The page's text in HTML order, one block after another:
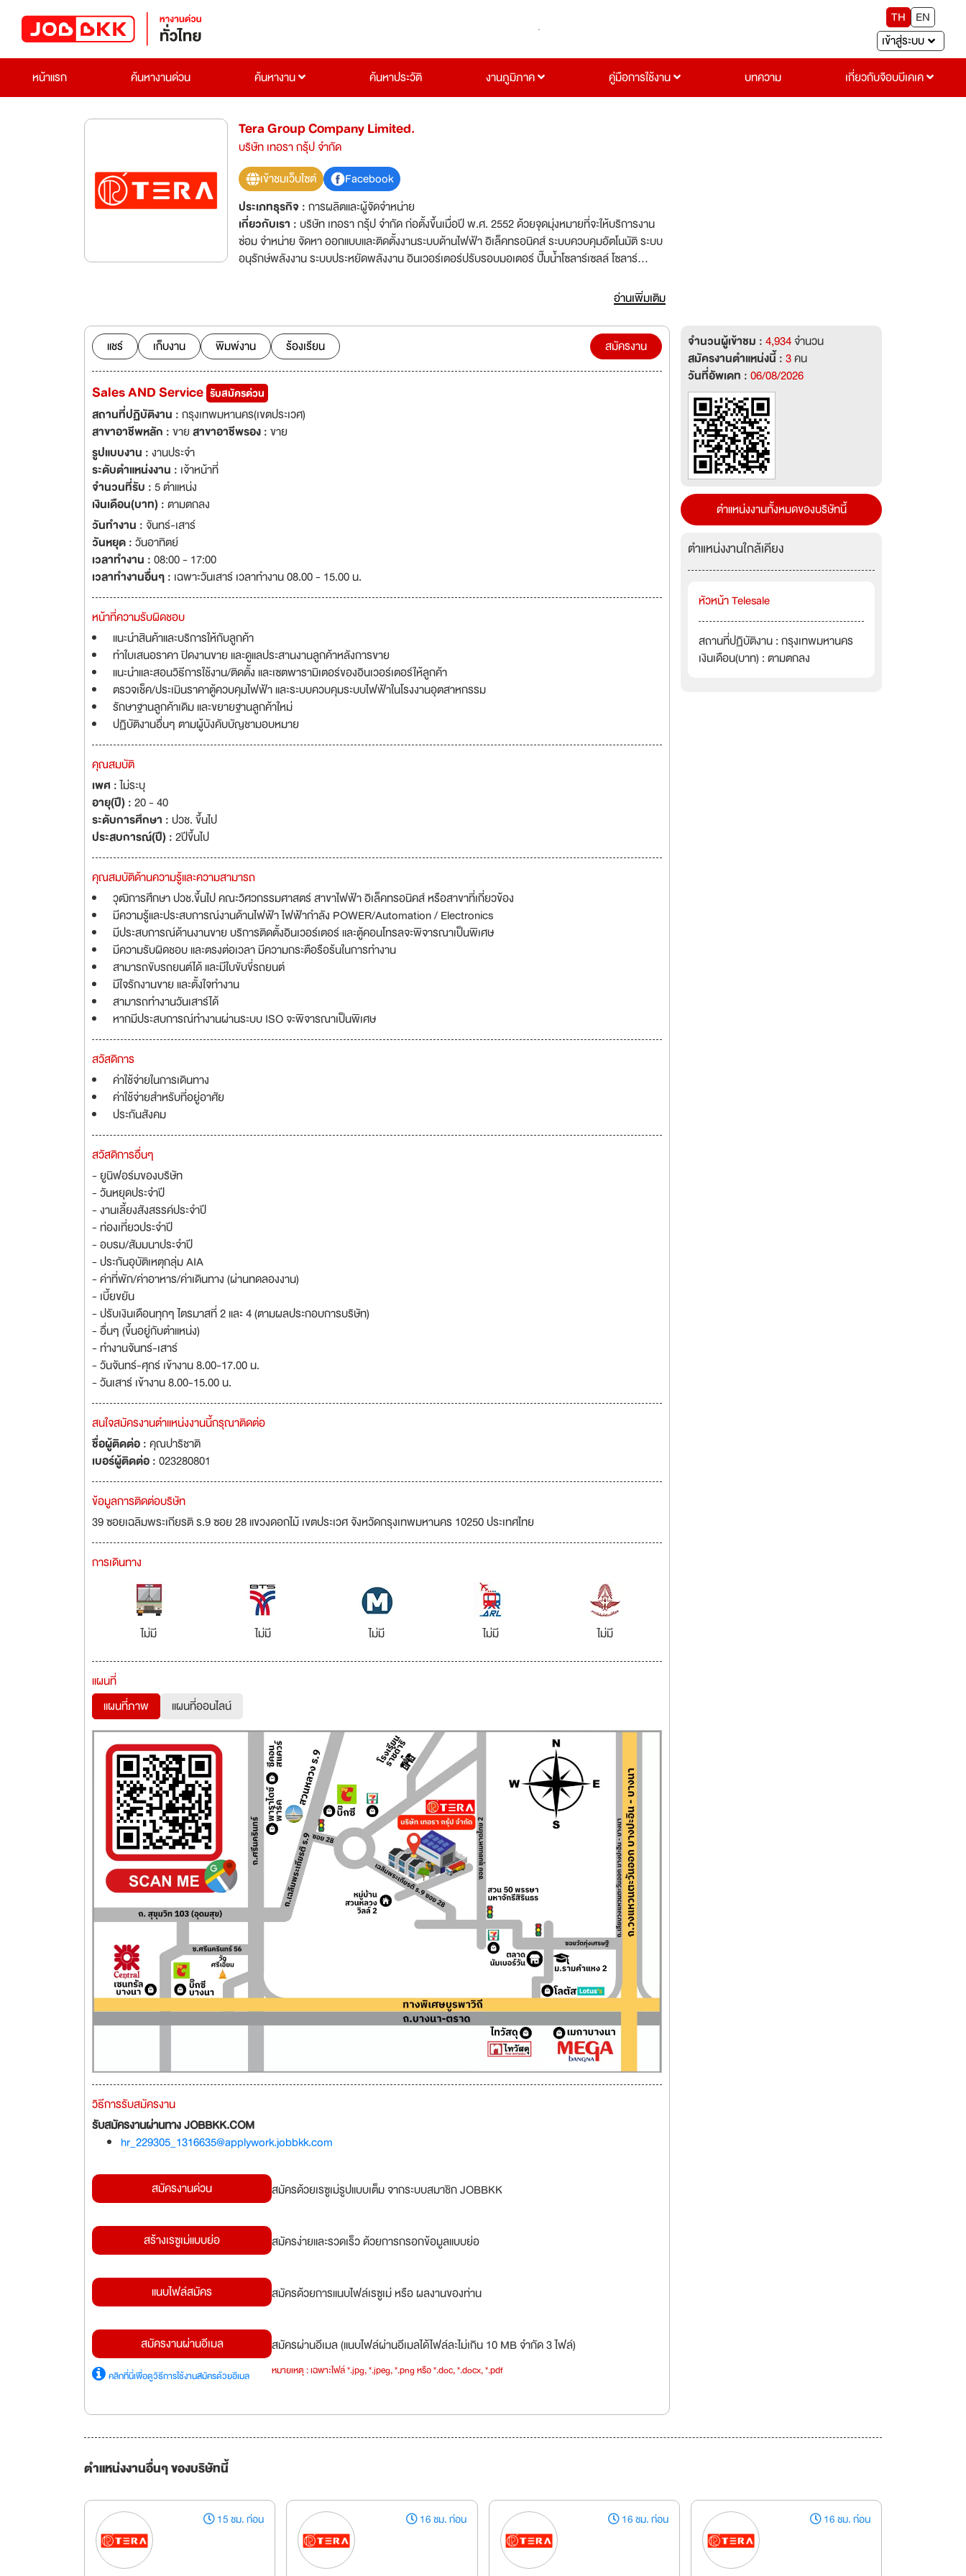
TH
EN
เข้าสู่ระบบ
หน้าแรก
ค้นหางานด่วน ค้นหางาน ค้นหาประวัติ งานภูมิภาค คู่มือการใช้งาน บทความ เกี่ยวกับจ๊อบบีเคเค
Tera Group Company Limited.
บริษัท เทอรา กรุ้ป จำกัด
เข้าชมเว็บไซต์
Facebook
ประเภทธุรกิจ :การผลิตและผู้จัดจำหน่าย
เกี่ยวกับเรา :บริษัท เทอรา กรุ้ป จำกัด ก่อตั้งขึ้นเมื่อปี พ.ศ. 2552 ด้วยจุดมุ่งหมายที่จะให้บริการงาน
ซ่อม จำหน่าย จัดหา ออกแบบและติดตั้งงานระบบด้านไฟฟ้า อิเล็คทรอนิคส์ ระบบควบคุมอัตโนมัติ ระบบ
อนุรักษ์พลังงาน ระบบประหยัดพลังงาน อินเวอร์เตอร์ปรับรอบมอเตอร์ ปั๊มน้ำโซลาร์เซลล์ โซลาร์
มีคุณภาพระดับโลก ให้สามารถแข่งขันได้ทั้งในตลาดภายในประเทศและต่างประเทศ ด้วยคุณภาพและ
อ่านเพิ่มเติม
แชร์ เก็บงาน พิมพ์งาน ร้องเรียน สมัครงาน
Sales AND Service รับสมัครด่วน
สถานที่ปฏิบัติงาน :กรุงเทพมหานคร(เขตประเวศ)
สาขาอาชีพหลัก :ขายสาขาอาชีพรอง :ขาย
รูปแบบงาน :งานประจำ
ระดับตำแหน่งงาน : เจ้าหน้าที่
จำนวนที่รับ :5 ตำแหน่ง
เงินเดือน(บาท) :ตามตกลง
วันทำงาน : จันทร์-เสาร์
วันหยุด :วันอาทิตย์
เวลาทำงาน :08:00 - 17:00
เวลาทำงานอื่นๆ : เฉพาะวันเสาร์ เวลาทำงาน 08.00 - 15.00 น.
หน้าที่ความรับผิดชอบ
แนะนำสินค้าและบริการให้กับลูกค้า
ทำใบเสนอราคา ปิดงานขาย และดูแลประสานงานลูกค้าหลังการขาย
แนะนำและสอนวิธีการใช้งาน/ติดตั้ง และเซตพารามิเตอร์ของอินเวอร์เตอร์ให้ลูกค้า
ตรวจเช็ค/ประเมินราคาตู้ควบคุมไฟฟ้า และระบบควบคุมระบบไฟฟ้าในโรงงานอุตสาหกรรม
รักษาฐานลูกค้าเดิม และขยายฐานลูกค้าใหม่
ปฏิบัติงานอื่นๆ ตามผู้บังคับบัญชามอบหมาย
คุณสมบัติ
เพศ :ไม่ระบุ
อายุ(ปี) :20 - 40
ระดับการศึกษา :ปวช. ขึ้นไป
ประสบการณ์(ปี) :2ปีขึ้นไป
คุณสมบัติด้านความรู้และความสามารถ
วุฒิการศึกษา ปวช.ขึ้นไป คณะวิศวกรรมศาสตร์ สาขาไฟฟ้า อิเล็คทรอนิคส์ หรือสาขาที่เกี่ยวข้อง
มีความรู้และประสบการณ์งานด้านไฟฟ้า ไฟฟ้ากำลัง POWER/Automation / Electronics
มีประสบการณ์ด้านงานขาย บริการติดตั้งอินเวอร์เตอร์ และตู้คอนโทรลจะพิจารณาเป็นพิเศษ
มีความรับผิดชอบ และตรงต่อเวลา มีความกระตือรือร้นในการทำงาน
สามารถขับรถยนต์ได้ และมีใบขับขี่รถยนต์
มีใจรักงานขาย และตั้งใจทำงาน
สามารถทำงานวันเสาร์ได้
หากมีประสบการณ์ทำงานผ่านระบบ ISO จะพิจารณาเป็นพิเศษ
สวัสดิการ
ค่าใช้จ่ายในการเดินทาง
ค่าใช้จ่ายสำหรับที่อยู่อาศัย
ประกันสังคม
สวัสดิการอื่นๆ
- ยูนิฟอร์มของบริษัท
- วันหยุดประจำปี
- งานเลี้ยงสังสรรค์ประจำปี
- ท่องเที่ยวประจำปี
- อบรม/สัมมนาประจำปี
- ประกันอุบัติเหตุกลุ่ม AIA
- ค่าที่พัก/ค่าอาหาร/ค่าเดินทาง (ผ่านทดลองงาน)
- เบี้ยขยัน
- ปรับเงินเดือนทุกๆ ไตรมาสที่ 2 และ 4 (ตามผลประกอบการบริษัท)
- อื่นๆ (ขึ้นอยู่กับตำแหน่ง)
- ทำงานจันทร์-เสาร์
- วันจันทร์-ศุกร์ เข้างาน 8.00-17.00 น.
- วันเสาร์ เข้างาน 8.00-15.00 น.
สนใจสมัครงานตำแหน่งงานนี้กรุณาติดต่อ
ชื่อผู้ติดต่อ :คุณปาริชาติ
เบอร์ผู้ติดต่อ :023280801
ข้อมูลการติดต่อบริษัท
39 ซอยเฉลิมพระเกียรติ ร.9 ซอย 28 แขวงดอกไม้ เขตประเวศ จังหวัดกรุงเทพมหานคร 10250 ประเทศไทย
การเดินทาง
ไม่มี ไม่มี ไม่มี ไม่มี ไม่มี
แผนที่
แผนที่ภาพ
แผนที่ออนไลน์
วิธีการรับสมัครงาน
รับสมัครงานผ่านทาง JOBBKK.COM
hr_229305_1316635@applywork.jobbkk.com
สมัครงานด่วน สมัครด้วยเรซูเม่รูปแบบเต็ม จากระบบสมาชิก JOBBKK
สร้างเรซูเม่แบบย่อ สมัครง่ายและรวดเร็ว ด้วยการกรอกข้อมูลแบบย่อ
แนบไฟล์สมัคร สมัครด้วยการแนบไฟล์เรซูเม่ หรือ ผลงานของท่าน
สมัครงานผ่านอีเมล
คลิกที่นี่เพื่อดูวิธีการใช้งานสมัครด้วยอีเมล
สมัครผ่านอีเมล (แนบไฟล์ผ่านอีเมลได้ไฟล์ละไม่เกิน 10 MB จำกัด 3 ไฟล์)
หมายเหตุ : เฉพาะไฟล์ *.jpg, *.jpeg, *.png หรือ *.doc, *.docx, *.pdf
จำนวนผู้เข้าชม :4,934จำนวน
สมัครงานตำแหน่งนี้ :3คน
วันที่อัพเดท :06/08/2026
ตำแหน่งงานทั้งหมดของบริษัทนี้
ตำแหน่งงานใกล้เคียง
หัวหน้า Telesale
สถานที่ปฏิบัติงาน : กรุงเทพมหานคร
เงินเดือน(บาท) : ตามตกลง
ตำแหน่งงานอื่นๆ ของบริษัทนี้
15 ชม. ก่อน 16 ชม. ก่อน 16 ชม. ก่อน 16 ชม. ก่อน